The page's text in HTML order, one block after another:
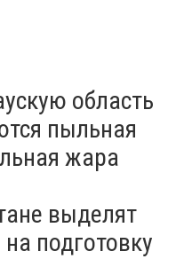
область
пыльная
жара
выделят
подготовку